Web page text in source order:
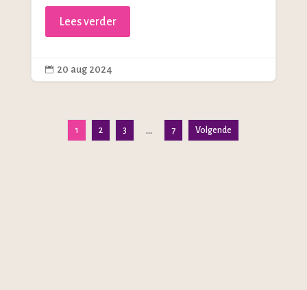
Lees verder
 20 aug 2024
1 2 3 … 7 Volgende